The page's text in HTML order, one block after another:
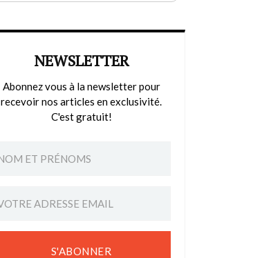
NEWSLETTER
Abonnez vous à la newsletter pour
recevoir nos articles en exclusivité.
C'est gratuit!
S'ABONNER